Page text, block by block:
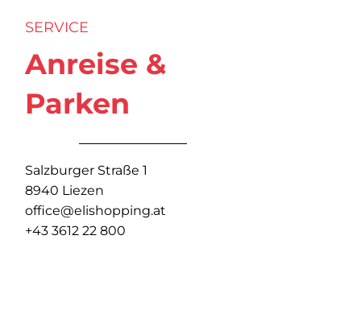
SERVICE
Anreise &
Parken
Salzburger Straße 1
8940 Liezen
office@elishopping.at
+43 3612 22 800